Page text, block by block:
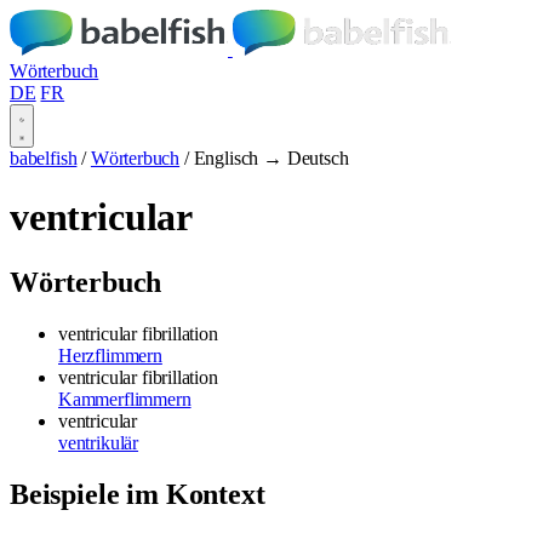
Wörterbuch
DE FR
babelfish / Wörterbuch / Englisch → Deutsch
ventricular
Wörterbuch
ventricular fibrillation
Herzflimmern
ventricular fibrillation
Kammerflimmern
ventricular
ventrikulär
Beispiele im Kontext